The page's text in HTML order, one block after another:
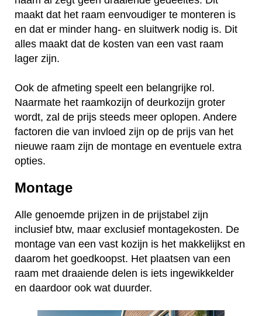
maakt dat het raam eenvoudiger te monteren is
en dat er minder hang- en sluitwerk nodig is. Dit
alles maakt dat de kosten van een vast raam
lager zijn.
Ook de afmeting speelt een belangrijke rol.
Naarmate het raamkozijn of deurkozijn groter
wordt, zal de prijs steeds meer oplopen. Andere
factoren die van invloed zijn op de prijs van het
nieuwe raam zijn de montage en eventuele extra
opties.
Montage
Alle genoemde prijzen in de prijstabel zijn
inclusief btw, maar exclusief montagekosten. De
montage van een vast kozijn is het makkelijkst en
daarom het goedkoopst. Het plaatsen van een
raam met draaiende delen is iets ingewikkelder
en daardoor ook wat duurder.